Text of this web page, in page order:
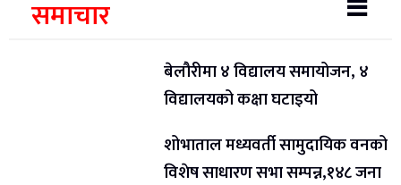
समाचार
बेलौरीमा ४ विद्यालय समायोजन, ४
विद्यालयको कक्षा घटाइयो
शोभाताल मध्यवर्ती सामुदायिक वनको
विशेष साधारण सभा सम्पन्न,१४८ जना